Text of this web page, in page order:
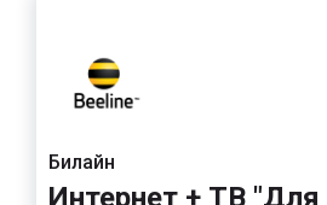
Билайн
Интернет + ТВ "Для